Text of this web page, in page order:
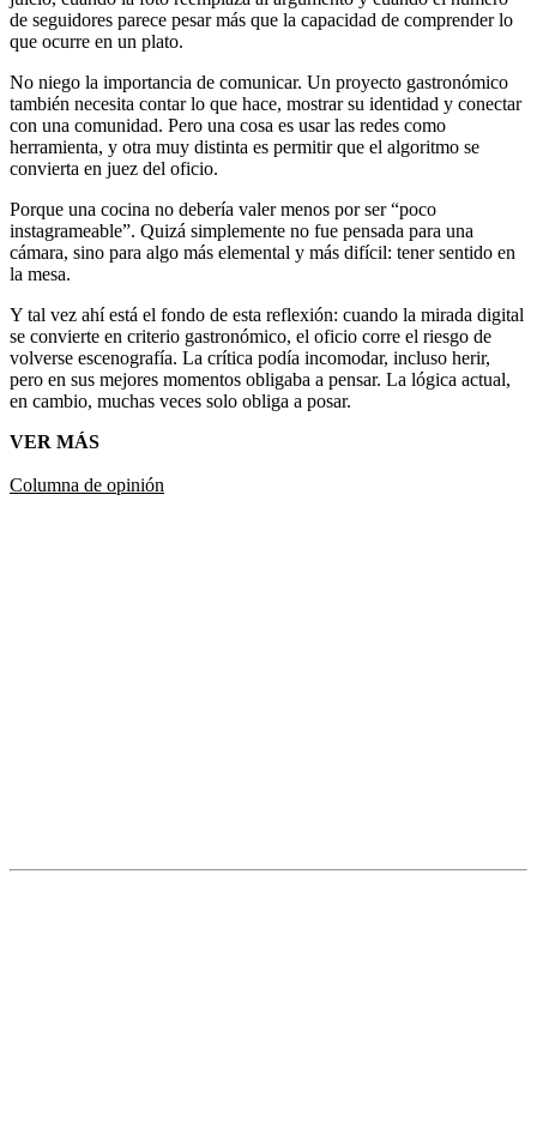
de seguidores parece pesar más que la capacidad de comprender lo
que ocurre en un plato.
No niego la importancia de comunicar. Un proyecto gastronómico
también necesita contar lo que hace, mostrar su identidad y conectar
con una comunidad. Pero una cosa es usar las redes como
herramienta, y otra muy distinta es permitir que el algoritmo se
convierta en juez del oficio.
Porque una cocina no debería valer menos por ser “poco
instagrameable”. Quizá simplemente no fue pensada para una
cámara, sino para algo más elemental y más difícil: tener sentido en
la mesa.
Y tal vez ahí está el fondo de esta reflexión: cuando la mirada digital
se convierte en criterio gastronómico, el oficio corre el riesgo de
volverse escenografía. La crítica podía incomodar, incluso herir,
pero en sus mejores momentos obligaba a pensar. La lógica actual,
en cambio, muchas veces solo obliga a posar.
VER MÁS
Columna de opinión